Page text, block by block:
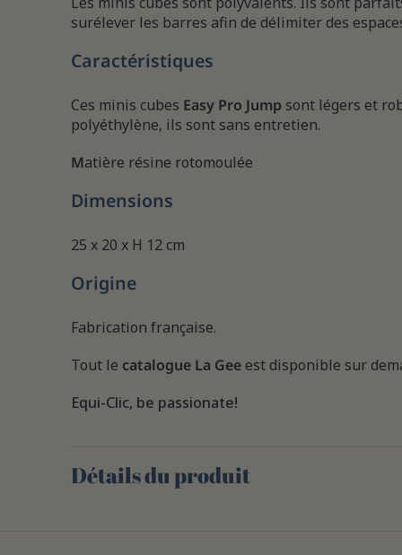
surélever les barres afin de délimiter des
Caractéristiques
Ces minis cubes Easy Pro Jump sont légers et
polyéthylène, ils sont sans entretien.
Matière résine rotomoulée
Dimensions
25 x 20 x H 12 cm
Origine
Fabrication française.
Tout le catalogue La Geeest disponible sur
Equi-Clic, be passionate!
Détails du produit